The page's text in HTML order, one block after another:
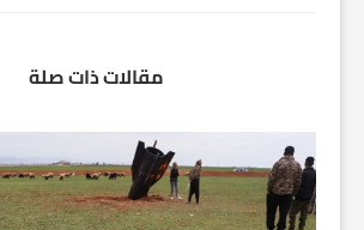
مقالات ذات صلة